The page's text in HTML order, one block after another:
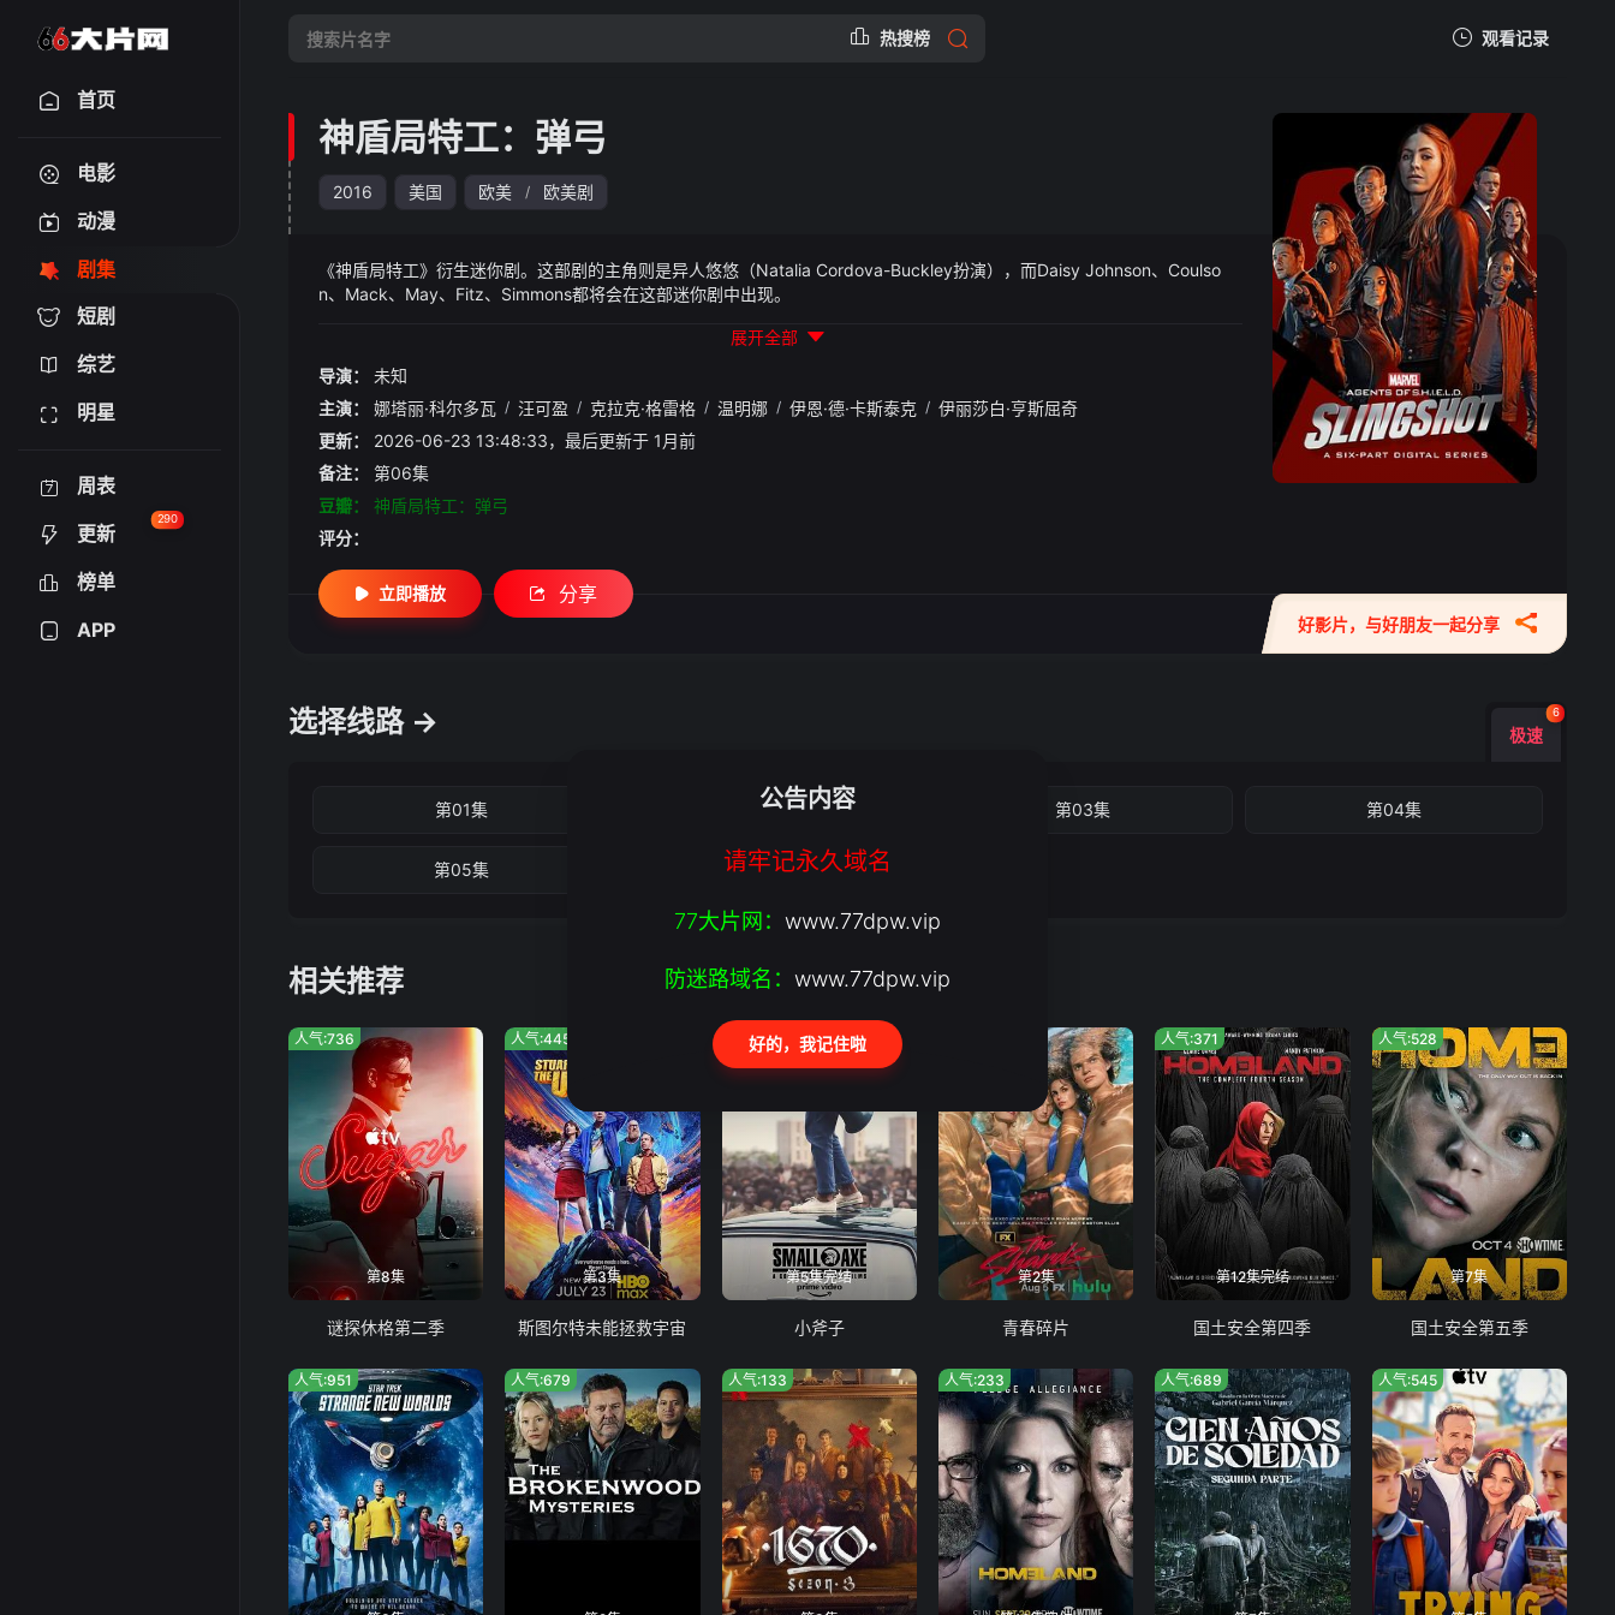
热搜榜 观看记录
暂无观看影片的记录
首页
电影
动漫
剧集
短剧
综艺
明星
周表
更新
290
榜单
APP
神盾局特工：弹弓
2016 美国 欧美 / 欧美剧
《神盾局特工》衍生迷你剧。这部剧的主角则是异人悠悠（Natalia Cordova-Buckley扮演），而Daisy Johnson、Coulso
n、Mack、May、Fitz、Simmons都将会在这部迷你剧中出现。
展开全部
导演：
未知
主演：
娜塔丽·科尔多瓦 / 汪可盈 / 克拉克·格雷格 / 温明娜 / 伊恩·德·卡斯泰克 / 伊丽莎白·亨斯屈奇
更新：
2026-06-23 13:48:33，最后更新于 1月前
备注：
第06集
豆瓣：
神盾局特工：弹弓
评分：
好影片，与好朋友一起分享
立即播放 分享
选择线路 → 极速
6
第01集 第02集 第03集 第04集
第05集 第06集
相关推荐
第8集
人气:736
谜探休格第二季
第3集
人气:445
斯图尔特未能拯救宇宙
第5集完结
人气:867
小斧子
第2集
青春碎片
第12集完结
人气:371
国土安全第四季
第7集
人气:528
国土安全第五季
人气:951 人气:679 人气:133 人气:233 人气:689 人气:545
公告内容
请牢记永久域名
77大片网： www.77dpw.vip
防迷路域名： www.77dpw.vip
好的，我记住啦